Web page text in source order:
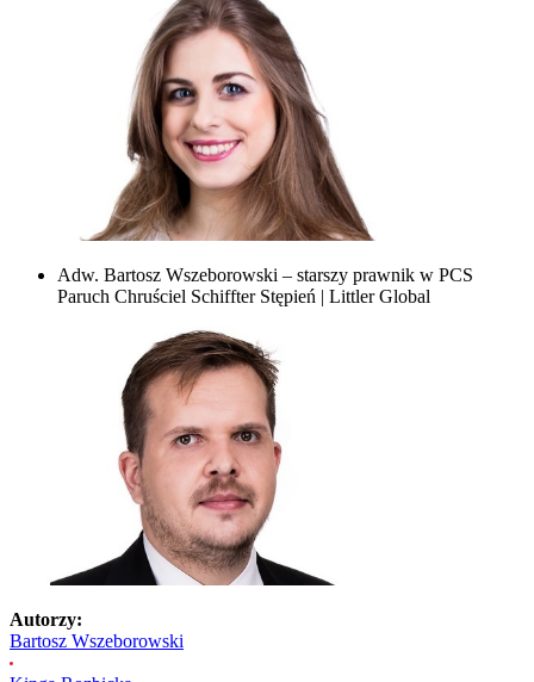
Adw. Bartosz Wszeborowski – starszy prawnik w PCS
Paruch Chruściel Schiffter Stępień | Littler Global
Autorzy:
Bartosz Wszeborowski